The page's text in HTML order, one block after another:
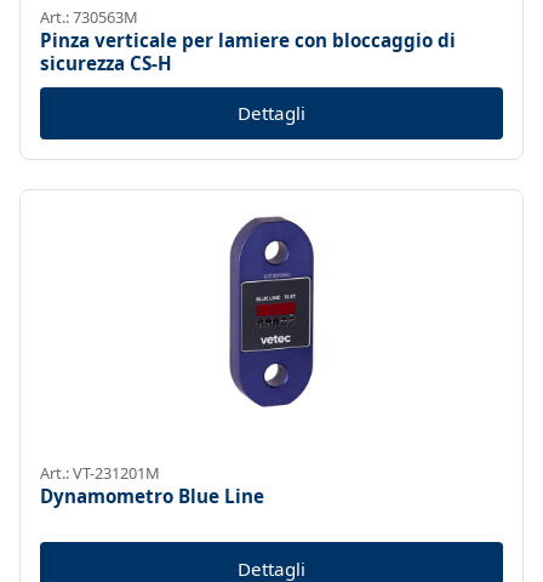
Art.: 730563M
Pinza verticale per lamiere con bloccaggio di
sicurezza CS-H
Dettagli
Art.: VT-231201M
Dynamometro Blue Line
Dettagli